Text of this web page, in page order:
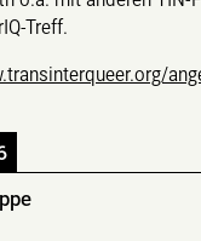
Treff.